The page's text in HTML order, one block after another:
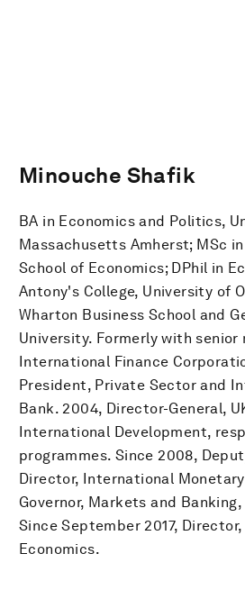
Minouche Shafik
BA in Economics and Politics,
Massachusetts Amherst; MSc
School of Economics; DPhil in
Antony's College, University of
Wharton Business School and
University. Formerly with senior
International Finance
President, Private Sector and
Bank. 2004, Director-General,
International Development,
programmes. Since 2008,
Director, International
Governor, Markets and
Since September 2017,
Economics.